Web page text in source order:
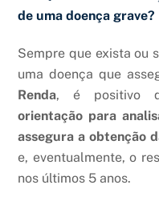
de uma doença grave?
Sempre que exista ou
uma doença que
Renda, é positivo
orientação para
assegura a obtenção
e, eventualmente, o
nos últimos 5 anos.